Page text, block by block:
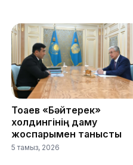
Тоқаев «Бәйтерек»
холдингінің даму
жоспарымен танысты
5 тамыз, 2026